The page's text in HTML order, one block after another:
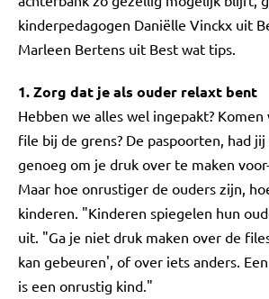
kinderpedagogen Daniëlle Vinckx uit
Marleen Bertens uit Best wat tips.
1. Zorg dat je als ouder relaxt bent
Hebben we alles wel ingepakt?
file bij de grens? De paspoorten, had jij
genoeg om je druk over te maken
Maar hoe onrustiger de ouders zijn,
kinderen. "Kinderen spiegelen hun
uit. "Ga je niet druk maken over de
kan gebeuren', of over iets anders.
is een onrustig kind."